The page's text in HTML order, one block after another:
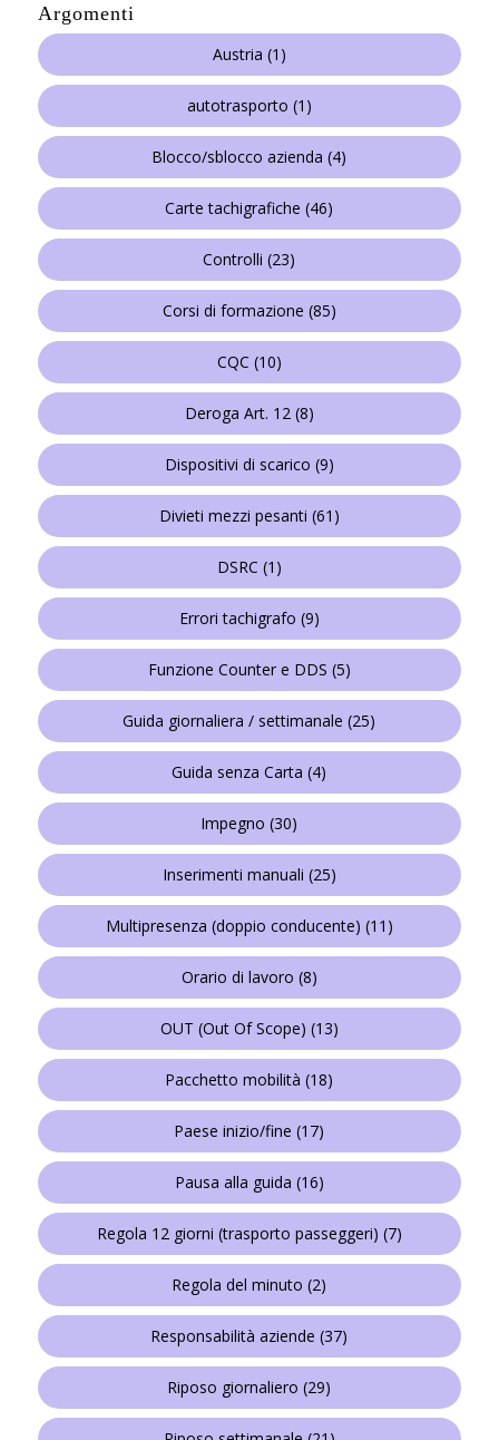
Argomenti
Austria (1)
autotrasporto (1)
Blocco/sblocco azienda (4)
Carte tachigrafiche (46)
Controlli (23)
Corsi di formazione (85)
CQC (10)
Deroga Art. 12(8)
Dispositivi di scarico (9)
Divieti mezzi pesanti (61)
DSRC (1)
Errori tachigrafo (9)
Funzione Counter e DDS (5)
Guida giornaliera / settimanale (25)
Guida senza Carta (4)
Impegno (30)
Inserimenti manuali (25)
Multipresenza (doppio conducente) (11)
Orario di lavoro (8)
OUT (Out Of Scope) (13)
Pacchetto mobilità (18)
Paese inizio/fine (17)
Pausa alla guida (16)
Regola 12 giorni (trasporto passeggeri) (7)
Regola del minuto (2)
Responsabilità aziende (37)
Riposo giornaliero (29)